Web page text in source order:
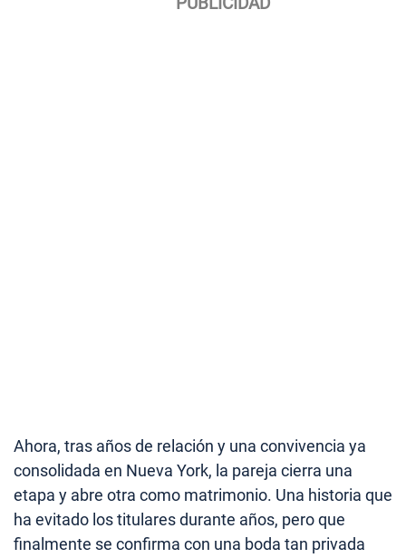
Ahora, tras años de relación y una convivencia ya
consolidada en Nueva York, la pareja cierra una
etapa y abre otra como matrimonio. Una historia que
ha evitado los titulares durante años, pero que
finalmente se confirma con una boda tan privada